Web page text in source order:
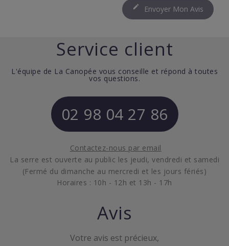
 Envoyer Mon Avis
Service client
L'équipe de La Canopée vous conseille et répond à toutes
vos questions.
02 98 04 27 86
Contactez-nous par email
La serre est ouverte au public les jeudi, vendredi et samedi
(Fermé du dimanche au mercredi et les jours fériés)
Horaires : 10h - 12h et 13h - 17h
Avis
Votre avis est précieux,